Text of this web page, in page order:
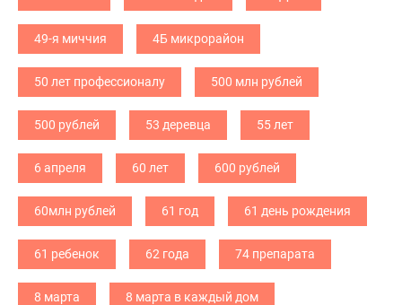
49-я миччия 4Б микрорайон
50 лет профессионалу 500 млн рублей
500 рублей 53 деревца 55 лет
6 апреля 60 лет 600 рублей
60млн рублей 61 год 61 день рождения
61 ребенок 62 года 74 препарата
8 марта 8 марта в каждый дом